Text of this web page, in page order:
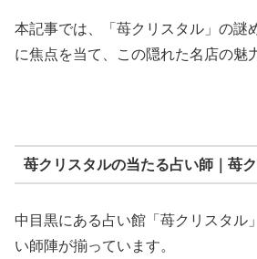
本記事では、「苺クリスタル」の謎
に焦点を当て、この隠れた名店の魅
苺クリスタルの当たる占い師｜苺
中目黒にある占い館「苺クリスタル
い師陣が揃っています。